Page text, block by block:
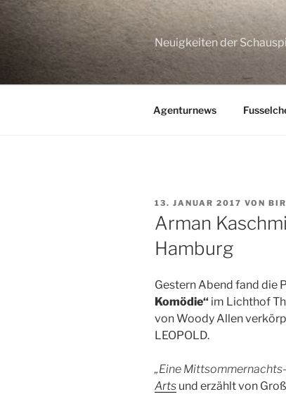
Zum
Inhalt
springen
Neuigkeiten der
Agenturnews
VERÖFFENTLICHT
13. JANUAR 2017 VON
Arman
Hamburg
Gestern Abend fand die
Komödie“ im Lichthof
von Woody Allen
LEOPOLD.
„Eine
Arts und erzählt von